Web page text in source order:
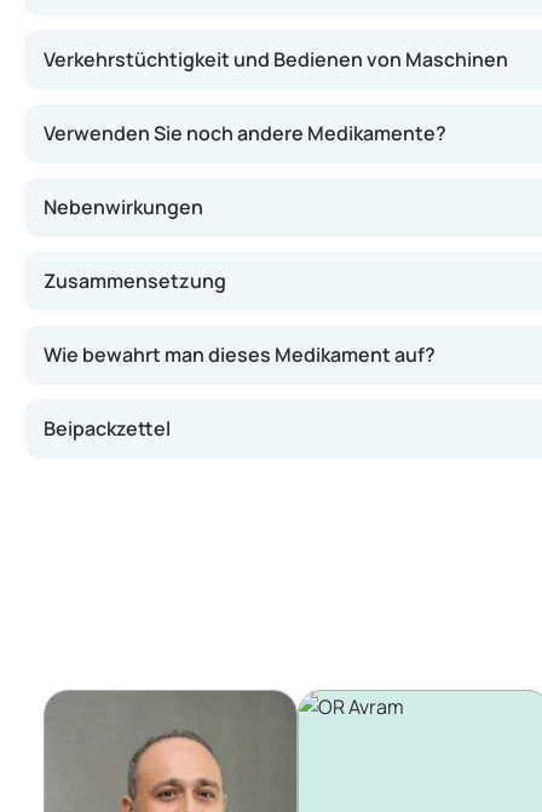
Verkehrstüchtigkeit und Bedienen von Maschinen
Verwenden Sie noch andere Medikamente?
Nebenwirkungen
Zusammensetzung
Wie bewahrt man dieses Medikament auf?
Beipackzettel